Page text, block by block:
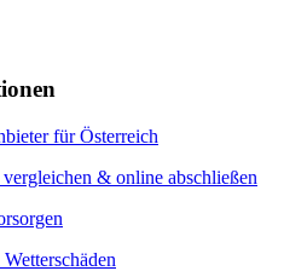
für Österreich
& online abschließen